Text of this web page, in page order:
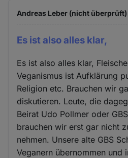
Andreas Leber (nicht überprüft)
Es ist also alles klar,
Es ist also alles klar,
Veganismus ist Aufklärung
Religion etc. Brauchen wir
diskutieren. Leute, die
Beirat Udo Pollmer oder
brauchen wir erst gar nicht
nehmen. Unsere alte GBS
Veganern übernommen und